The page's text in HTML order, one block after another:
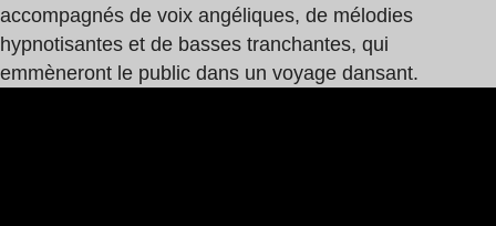
accompagnés de voix angéliques, de mélodies
hypnotisantes et de basses tranchantes, qui
emmèneront le public dans un voyage dansant.